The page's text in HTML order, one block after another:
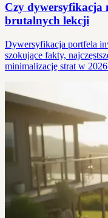
Czy dywersyfikacja
brutalnych lekcji
Dywersyfikacja portfela
szokujące fakty,
minimalizację strat w